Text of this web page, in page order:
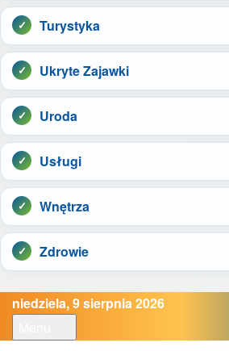
Turystyka
Ukryte Zajawki
Uroda
Usługi
Wnętrza
Zdrowie
niedziela, 9 sierpnia 2026